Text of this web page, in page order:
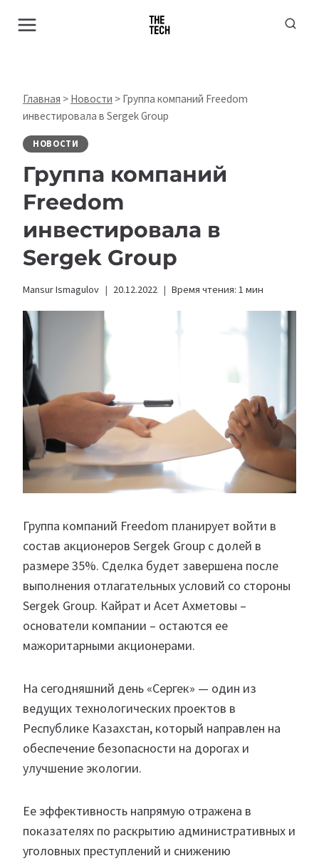
Главная > Новости > Группа компаний Freedom
инвестировала в Sergek Group
НОВОСТИ
Группа компаний
Freedom
инвестировала в
Sergek Group
Mansur Ismagulov 20.12.2022 Время чтения: 1 мин
Группа компаний Freedom планирует войти в
состав акционеров Sergek Group с долей в
размере 35%. Сделка будет завершена после
выполнения отлагательных условий со стороны
Sergek Group. Кайрат и Асет Ахметовы –
основатели компании – остаются ее
мажоритарными акционерами.
На сегодняшний день «Сергек» — один из
ведущих технологических проектов в
Республике Казахстан, который направлен на
обеспечение безопасности на дорогах и
улучшение экологии.
Ее эффективность напрямую отражена в
показателях по раскрытию административных и
уголовных преступлений и снижению